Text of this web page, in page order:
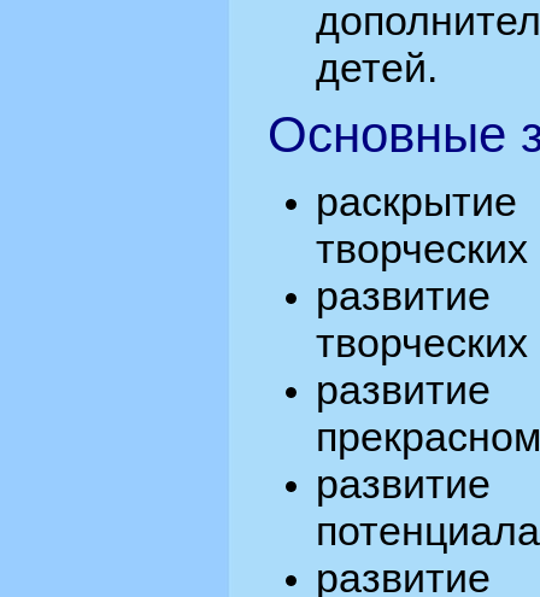
детей.
Основные